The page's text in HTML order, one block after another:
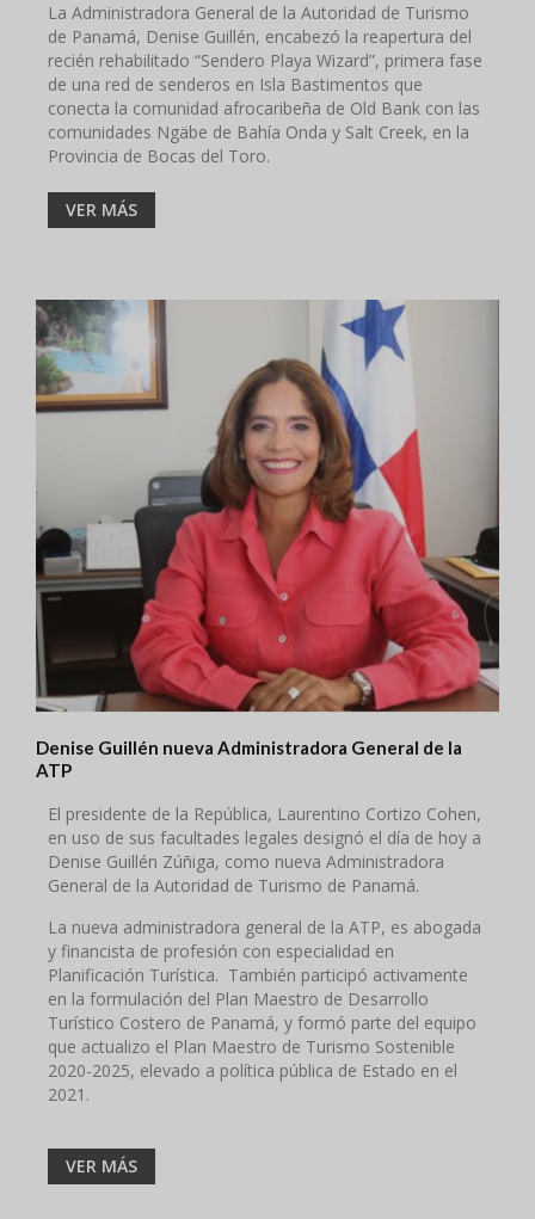
La Administradora General de la Autoridad de Turismo
de Panamá, Denise Guillén, encabezó la reapertura del
recién rehabilitado “Sendero Playa Wizard”, primera fase
de una red de senderos en Isla Bastimentos que
conecta la comunidad afrocaribeña de Old Bank con las
comunidades Ngäbe de Bahía Onda y Salt Creek, en la
Provincia de Bocas del Toro.
VER MÁS
Denise Guillén nueva Administradora General de la
ATP
El presidente de la República, Laurentino Cortizo Cohen,
en uso de sus facultades legales designó el día de hoy a
Denise Guillén Zúñiga, como nueva Administradora
General de la Autoridad de Turismo de Panamá.
La nueva administradora general de la ATP, es abogada
y financista de profesión con especialidad en
Planificación Turística. También participó activamente
en la formulación del Plan Maestro de Desarrollo
Turístico Costero de Panamá, y formó parte del equipo
que actualizo el Plan Maestro de Turismo Sostenible
2020-2025, elevado a política pública de Estado en el
2021.
VER MÁS